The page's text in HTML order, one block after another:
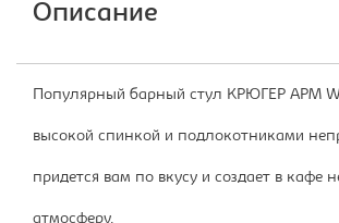
Описание
Популярный барный стул КРЮГЕР АРМ
высокой спинкой и подлокотниками
придется вам по вкусу и создает в кафе
атмосферу,